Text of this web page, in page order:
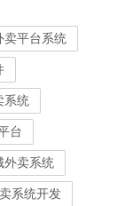
卖平台系统
系统
台
外卖系统
系统开发